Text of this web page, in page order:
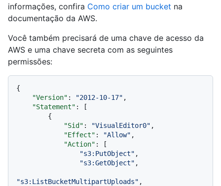
informações, confira Como criar um bucket na
documentação da AWS.
Você também precisará de uma chave de acesso da
AWS e uma chave secreta com as seguintes
permissões:
{
"Version" : "2012-10-17" ,
"Statement" :
[
{
"Sid" : "VisualEditor0" ,
"Effect" : "Allow" ,
"Action" :
[
"s3:PutObject" ,
"s3:GetObject" ,
"s3:ListBucketMultipartUploads" ,